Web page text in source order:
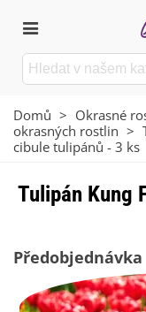
Domů > Okrasné
okrasných rostlin >
cibule tulipánů - 3 ks
Tulipán Kung
Předobjednávka